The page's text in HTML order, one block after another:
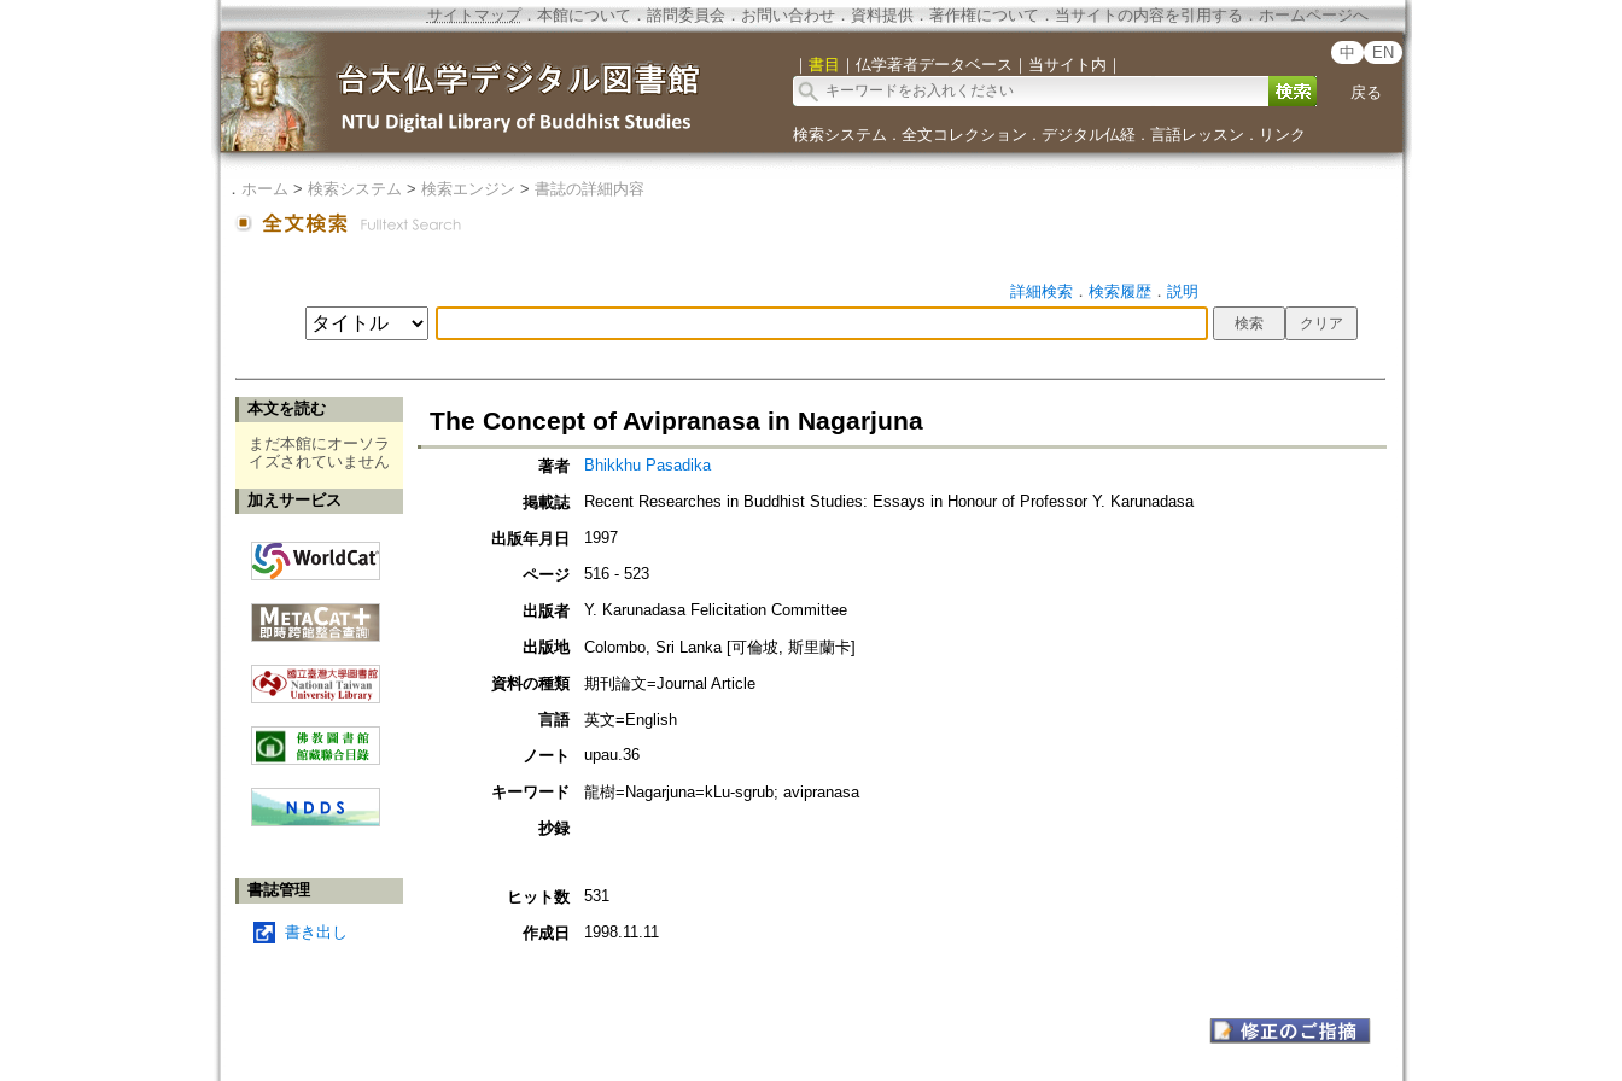
サイトマップ．本館について ． 諮問委員会． お問い合わせ． 資料提供． 著作権について．当サイトの内容を引用する ． ホームページへ
｜ 書目 ｜ 仏学著者データベース ｜ 当サイト内 ｜
中 EN
戻る
検索システム ． 全文コレクション ． デジタル仏経． 言語レッスン ． リンク
． ホーム > 検索システム > 検索エンジン > 書誌の詳細内容
詳細検索． 検索履歴． 説明
本文を読む
まだ本館にオーソラ
イズされていません
加えサービス
書誌管理
書き出し
The Concept of Avipranasa in Nagarjuna
著者 Bhikkhu Pasadika
掲載誌 Recent Researches in Buddhist Studies: Essays in Honour of Professor Y. Karunadasa
出版年月日 1997
ページ 516 - 523
出版者 Y. Karunadasa Felicitation Committee
出版地
Colombo, Sri Lanka [可倫坡, 斯里蘭卡]
資料の種類
期刊論文=Journal Article
言語
英文=English
ノート
upau.36
キーワード
龍樹=Nagarjuna=kLu-sgrub; avipranasa
抄録
ヒット数 531
作成日 1998.11.11